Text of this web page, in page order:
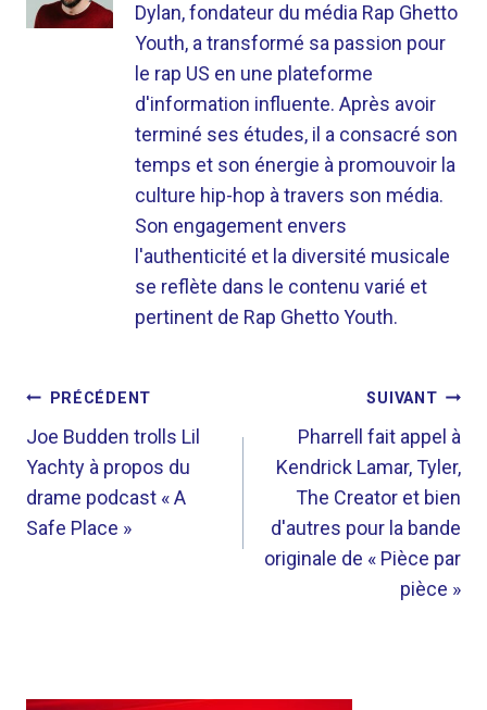
Dylan, fondateur du média Rap Ghetto
Youth, a transformé sa passion pour
le rap US en une plateforme
d'information influente. Après avoir
terminé ses études, il a consacré son
temps et son énergie à promouvoir la
culture hip-hop à travers son média.
Son engagement envers
l'authenticité et la diversité musicale
se reflète dans le contenu varié et
pertinent de Rap Ghetto Youth.
NAVIGATION
DE
L’ARTICLE
PRÉCÉDENT
Joe Budden trolls Lil
Yachty à propos du
drame podcast « A
Safe Place »
SUIVANT
Pharrell fait appel à
Kendrick Lamar, Tyler,
The Creator et bien
d'autres pour la bande
originale de « Pièce par
pièce »